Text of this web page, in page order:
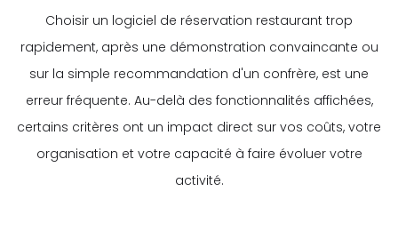
Choisir un logiciel de réservation restaurant trop
rapidement, après une démonstration convaincante ou
sur la simple recommandation d'un confrère, est une
erreur fréquente. Au-delà des fonctionnalités affichées,
certains critères ont un impact direct sur vos coûts, votre
organisation et votre capacité à faire évoluer votre
activité.